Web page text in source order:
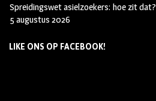
Spreidingswet asielzoekers: hoe zit dat?
5 augustus 2026
LIKE ONS OP FACEBOOK!